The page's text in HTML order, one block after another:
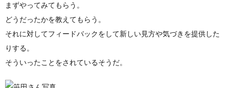
まずやってみてもらう。
どうだったかを教えてもらう。
それに対してフィードバックをして新しい見方や気づきを提供した
りする。
そういったことをされているそうだ。